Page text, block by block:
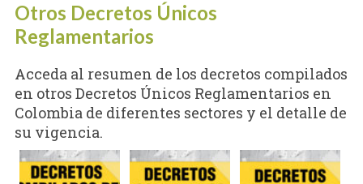
Otros Decretos Únicos
Reglamentarios
Acceda al resumen de los decretos compilados
en otros Decretos Únicos Reglamentarios en
Colombia de diferentes sectores y el detalle de
su vigencia.